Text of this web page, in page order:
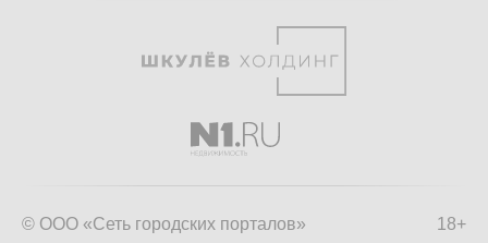
18+
© ООО «Сеть городских порталов»